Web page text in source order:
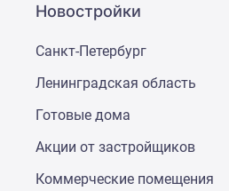
Новостройки
Санкт-Петербург
Ленинградская область
Готовые дома
Акции от застройщиков
Коммерческие помещения